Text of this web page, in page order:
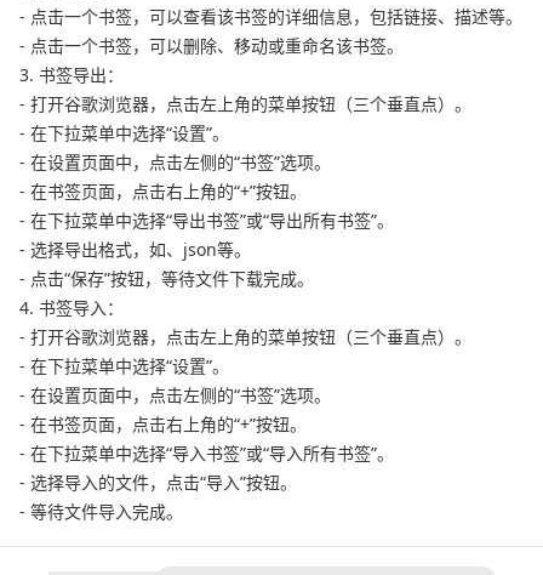
- 点击一个书签，可以查看该书签的详细信息，包括链接、描述等。
- 点击一个书签，可以删除、移动或重命名该书签。
3. 书签导出：
- 打开谷歌浏览器，点击左上角的菜单按钮（三个垂直点）。
- 在下拉菜单中选择“设置”。
- 在设置页面中，点击左侧的“书签”选项。
- 在书签页面，点击右上角的“+”按钮。
- 在下拉菜单中选择“导出书签”或“导出所有书签”。
- 选择导出格式，如、json等。
- 点击“保存”按钮，等待文件下载完成。
4. 书签导入：
- 打开谷歌浏览器，点击左上角的菜单按钮（三个垂直点）。
- 在下拉菜单中选择“设置”。
- 在设置页面中，点击左侧的“书签”选项。
- 在书签页面，点击右上角的“+”按钮。
- 在下拉菜单中选择“导入书签”或“导入所有书签”。
- 选择导入的文件，点击“导入”按钮。
- 等待文件导入完成。